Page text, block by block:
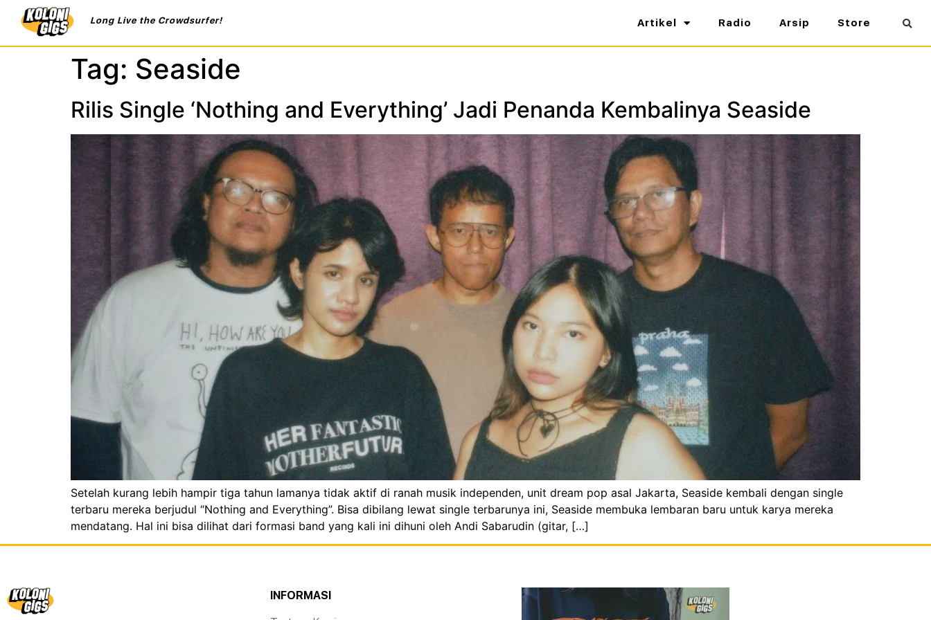
Long Live the Crowdsurfer! Artikel Radio Arsip Store
Tag: Seaside
Rilis Single ‘Nothing and Everything’ Jadi Penanda Kembalinya Seaside
Setelah kurang lebih hampir tiga tahun lamanya tidak aktif di ranah musik independen, unit dream pop asal Jakarta, Seaside kembali dengan single
terbaru mereka berjudul “Nothing and Everything”. Bisa dibilang lewat single terbarunya ini, Seaside membuka lembaran baru untuk karya mereka
mendatang. Hal ini bisa dilihat dari formasi band yang kali ini dihuni oleh Andi Sabarudin (gitar, […]
INFORMASI